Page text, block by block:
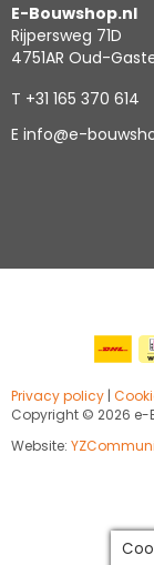
E-Bouwshop.nl
Rijpersweg 71D
4751AR Oud-
T +31 165 370 614
E info@e-
Privacy policy |
Copyright © 2026 e-
Website: